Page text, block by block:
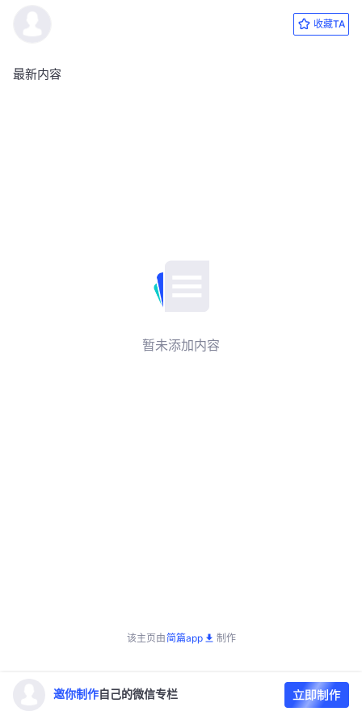
收藏TA
最新内容
暂未添加内容
该主页由简篇app 制作
邀你制作 自己的微信专栏